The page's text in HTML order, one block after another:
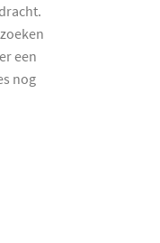
een
nog